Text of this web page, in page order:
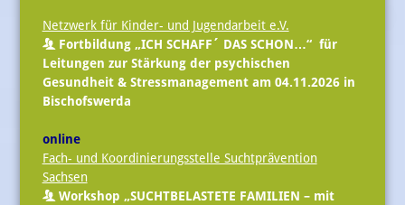
Netzwerk für Kinder- und Jugendarbeit e.V.
Fortbildung „ICH SCHAFF´ DAS SCHON…“ für
Leitungen zur Stärkung der psychischen
Gesundheit & Stressmanagement am 04.11.2026 in
Bischofswerda
online
Fach- und Koordinierungsstelle Suchtprävention
Sachsen
Workshop „SUCHTBELASTETE FAMILIEN – mit